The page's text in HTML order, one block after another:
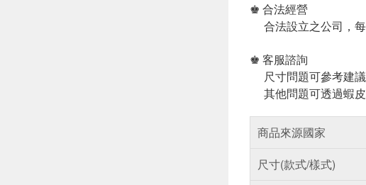
♚ 合法經營
合法設立之公司，每
♚ 客服諮詢
尺寸問題可參考建議
其他問題可透過蝦皮
商品來源國家
尺寸(款式/樣式)